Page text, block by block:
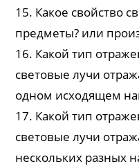
15. Какое свойство
предметы? или
16. Какой тип
световые лучи
одном исходящем
17. Какой тип
световые лучи
нескольких разных